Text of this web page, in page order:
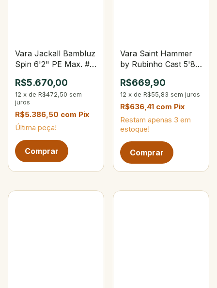
Vara Jackall Bambluz
Spin 6'2" PE Max. #3
R$5.670,00
12 x de R$472,50 sem
juros
R$5.386,50 com Pix
Última peça!
Vara Saint Hammer
by Rubinho Cast 5'8"
Partes
R$669,90
12 x de R$55,83 sem juros
R$636,41 com Pix
Restam apenas 3 em
estoque!